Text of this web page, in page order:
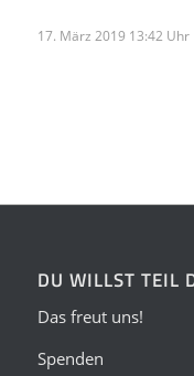
17. März 2019 13:42 Uhr
DU WILLST TEIL
Das freut uns!
Spenden